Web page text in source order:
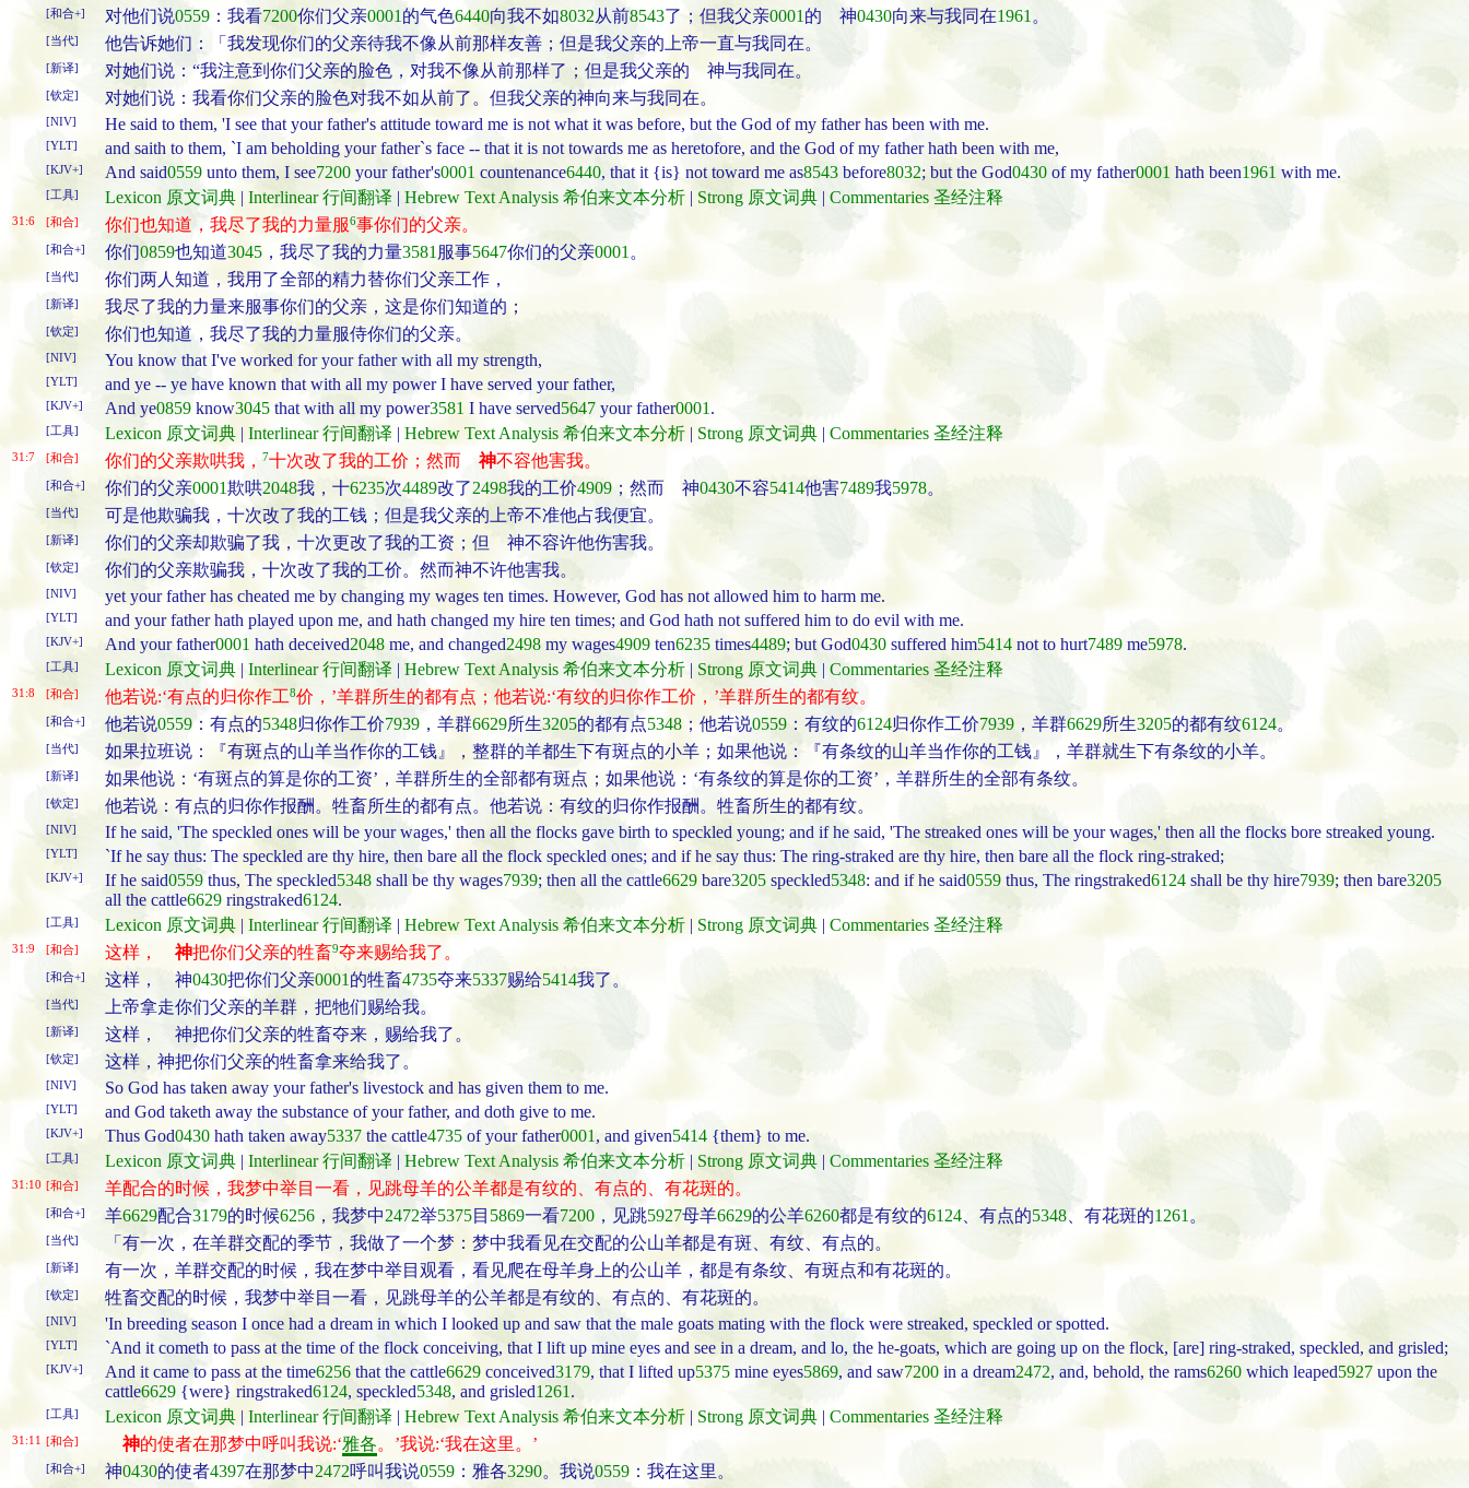
[和合+] 对他们说0559 ：我看7200你们父亲0001 的气色6440向我不如8032从前8543了；但我父亲0001 的 神0430向来与我同在1961 。
[当代] 他告诉她们：「我发现你们的父亲待我不像从前那样友善；但是我父亲的上帝一直与我同在。
[新译] 对她们说：“我注意到你们父亲的脸色，对我不像从前那样了；但是我父亲的 神与我同在。
[钦定] 对她们说：我看你们父亲的脸色对我不如从前了。但我父亲的神向来与我同在。
[NIV] He said to them, 'I see that your father's attitude toward me is not what it was before, but the God of my father has been with me.
[YLT] and saith to them, `I am beholding your father`s face -- that it is not towards me as heretofore, and the God of my father hath been with me,
[KJV+] And said0559 unto them, I see7200 your father's0001 countenance6440, that it {is} not toward me as8543 before8032; but the God0430 of my father0001 hath been1961 with me.
[工具] Lexicon 原文词典 | Interlinear 行间翻译 | Hebrew Text Analysis 希伯来文本分析 | Strong 原文词典 | Commentaries 圣经注释
31:6 [和合] 你们也知道，我尽了我的力量服6事你们的父亲。
[和合+] 你们0859也知道3045 ，我尽了我的力量3581 服事5647你们的父亲0001 。
[当代] 你们两人知道，我用了全部的精力替你们父亲工作，
[新译] 我尽了我的力量来服事你们的父亲，这是你们知道的；
[钦定] 你们也知道，我尽了我的力量服侍你们的父亲。
[NIV] You know that I've worked for your father with all my strength,
[YLT] and ye -- ye have known that with all my power I have served your father,
[KJV+] And ye0859 know3045 that with all my power3581 I have served5647 your father0001 .
[工具] Lexicon 原文词典 | Interlinear 行间翻译 | Hebrew Text Analysis 希伯来文本分析 | Strong 原文词典 | Commentaries 圣经注释
31:7 [和合] 你们的父亲欺哄我， 7十次改了我的工价；然而 神不容他害我。
[和合+] 你们的父亲0001欺哄2048我，十6235次4489改了2498我的工价4909 ；然而 神0430不容5414他害7489我5978。
[当代] 可是他欺骗我，十次改了我的工钱；但是我父亲的上帝不准他占我便宜。
[新译] 你们的父亲却欺骗了我，十次更改了我的工资；但 神不容许他伤害我。
[钦定] 你们的父亲欺骗我，十次改了我的工价。然而神不许他害我。
[NIV] yet your father has cheated me by changing my wages ten times. However, God has not allowed him to harm me.
[YLT] and your father hath played upon me, and hath changed my hire ten times; and God hath not suffered him to do evil with me.
[KJV+] And your father0001 hath deceived2048 me, and changed2498 my wages4909 ten6235 times4489; but God0430 suffered him5414 not to hurt7489 me5978.
[工具] Lexicon 原文词典 | Interlinear 行间翻译 | Hebrew Text Analysis 希伯来文本分析 | Strong 原文词典 | Commentaries 圣经注释
31:8 [和合] 他若说:‘有点的归你作工8价，’羊群所生的都有点；他若说:‘有纹的归你作工价，’羊群所生的都有纹。
[和合+] 他若说0559：有点的5348归你作工价7939 ，羊群6629所生3205的都有点5348 ；他若说0559 ：有纹的6124归你作工价7939 ，羊群6629所生3205的都有纹6124。
[当代] 如果拉班说：『有斑点的山羊当作你的工钱』，整群的羊都生下有斑点的小羊；如果他说：『有条纹的山羊当作你的工钱』，羊群就生下有条纹的小羊。
[新译] 如果他说：‘有斑点的算是你的工资’，羊群所生的全部都有斑点；如果他说：‘有条纹的算是你的工资’，羊群所生的全部有条纹。
[钦定] 他若说：有点的归你作报酬。牲畜所生的都有点。他若说：有纹的归你作报酬。牲畜所生的都有纹。
[NIV] If he said, 'The speckled ones will be your wages,' then all the flocks gave birth to speckled young; and if he said, 'The streaked ones will be your wages,' then all the flocks bore streaked young.
[YLT] `If he say thus: The speckled are thy hire, then bare all the flock speckled ones; and if he say thus: The ring-straked are thy hire, then bare all the flock ring-straked;
[KJV+] If he said0559 thus, The speckled5348 shall be thy wages7939; then all the cattle6629 bare3205 speckled5348: and if he said0559 thus, The ringstraked6124 shall be thy hire7939; then bare3205
all the cattle6629 ringstraked6124.
[工具] Lexicon 原文词典 | Interlinear 行间翻译 | Hebrew Text Analysis 希伯来文本分析 | Strong 原文词典 | Commentaries 圣经注释
31:9 [和合] 这样， 神把你们父亲的牲畜9夺来赐给我了。
[和合+] 这样， 神0430把你们父亲0001 的牲畜4735夺来5337赐给5414我了。
[当代] 上帝拿走你们父亲的羊群，把牠们赐给我。
[新译] 这样， 神把你们父亲的牲畜夺来，赐给我了。
[钦定] 这样，神把你们父亲的牲畜拿来给我了。
[NIV] So God has taken away your father's livestock and has given them to me.
[YLT] and God taketh away the substance of your father, and doth give to me.
[KJV+] Thus God0430 hath taken away5337 the cattle4735 of your father0001 , and given5414 {them} to me.
[工具] Lexicon 原文词典 | Interlinear 行间翻译 | Hebrew Text Analysis 希伯来文本分析 | Strong 原文词典 | Commentaries 圣经注释
31:10 [和合] 羊配合的时候，我梦中举目一看，见跳母羊的公羊都是有纹的、有点的、有花斑的。
[和合+] 羊6629配合3179的时候6256 ，我梦中2472举5375目 5869一看7200 ，见跳5927母羊6629的公羊6260都是有纹的6124 、有点的5348、有花斑的1261 。
[当代] 「有一次，在羊群交配的季节，我做了一个梦：梦中我看见在交配的公山羊都是有斑、有纹、有点的。
[新译] 有一次，羊群交配的时候，我在梦中举目观看，看见爬在母羊身上的公山羊，都是有条纹、有斑点和有花斑的。
[钦定] 牲畜交配的时候，我梦中举目一看，见跳母羊的公羊都是有纹的、有点的、有花斑的。
[NIV] 'In breeding season I once had a dream in which I looked up and saw that the male goats mating with the flock were streaked, speckled or spotted.
[YLT] `And it cometh to pass at the time of the flock conceiving, that I lift up mine eyes and see in a dream, and lo, the he-goats, which are going up on the flock, [are] ring-straked, speckled, and grisled;
[KJV+] And it came to pass at the time6256 that the cattle6629 conceived3179, that I lifted up5375 mine eyes5869, and saw7200 in a dream2472, and, behold, the rams6260 which leaped5927 upon the
cattle6629 {were} ringstraked6124, speckled5348, and grisled1261 .
[工具] Lexicon 原文词典 | Interlinear 行间翻译 | Hebrew Text Analysis 希伯来文本分析 | Strong 原文词典 | Commentaries 圣经注释
31:11 [和合] 神的使者在那梦中呼叫我说:‘雅各。’我说:‘我在这里。’
[和合+] 神0430的使者4397在那梦中2472呼叫我说0559 ：雅各3290。我说0559 ：我在这里。